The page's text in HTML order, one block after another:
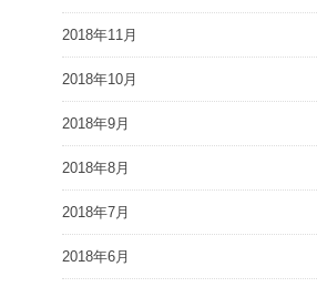
2018年11月
2018年10月
2018年9月
2018年8月
2018年7月
2018年6月